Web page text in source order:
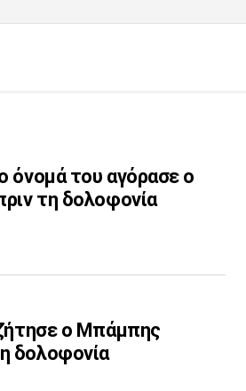
όνομά του αγόρασε ο
τη δολοφονία
ο Μπάμπης
δολοφονία